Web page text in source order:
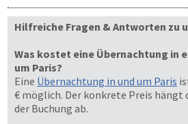
Hilfreiche Fragen & Antworten zu
Was kostet eine Übernachtung in
um Paris?
Eine Übernachtung in und um Paris
€ möglich. Der konkrete Preis hängt
der Buchung ab.